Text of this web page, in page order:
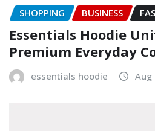
SHOPPING BUSINESS
Essentials Hoodie
Premium Everyday
essentials hoodie Aug